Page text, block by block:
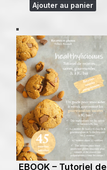
Ajouter au panier
EBOOK – Tutoriel de